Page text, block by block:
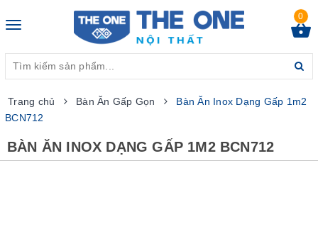
Toggle
0
Trang chủ Bàn Ăn Gấp Gọn
Bàn Ăn Inox Dạng Gấp 1m2
BCN712
BÀN ĂN INOX DẠNG GẤP 1M2 BCN712